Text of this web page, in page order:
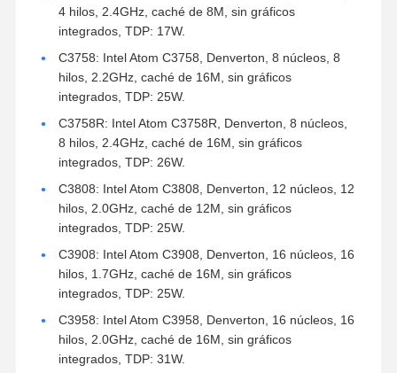
4 hilos, 2.4GHz, caché de 8M, sin gráficos
integrados, TDP: 17W.
C3758: Intel Atom C3758, Denverton, 8 núcleos, 8
hilos, 2.2GHz, caché de 16M, sin gráficos
integrados, TDP: 25W.
C3758R: Intel Atom C3758R, Denverton, 8 núcleos,
8 hilos, 2.4GHz, caché de 16M, sin gráficos
integrados, TDP: 26W.
C3808: Intel Atom C3808, Denverton, 12 núcleos, 12
hilos, 2.0GHz, caché de 12M, sin gráficos
integrados, TDP: 25W.
C3908: Intel Atom C3908, Denverton, 16 núcleos, 16
hilos, 1.7GHz, caché de 16M, sin gráficos
integrados, TDP: 25W.
C3958: Intel Atom C3958, Denverton, 16 núcleos, 16
hilos, 2.0GHz, caché de 16M, sin gráficos
integrados, TDP: 31W.